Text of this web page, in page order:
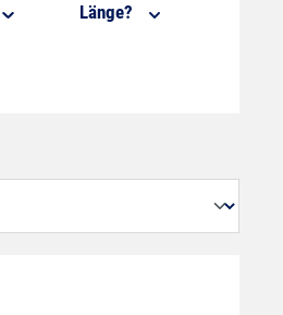
Länge?